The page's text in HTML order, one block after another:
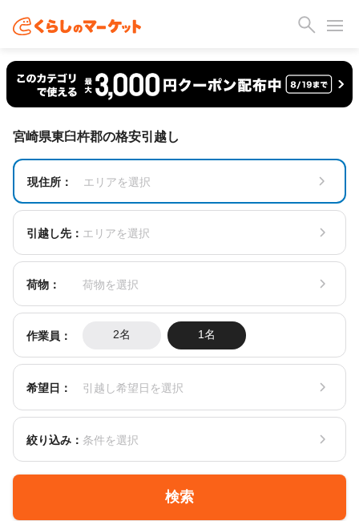
宮崎県東臼杵郡の格安引越し
現住所： エリアを選択
引越し先： エリアを選択
荷物： 荷物を選択
作業員： 2名 1名
希望日： 引越し希望日を選択
絞り込み： 条件を選択
検索